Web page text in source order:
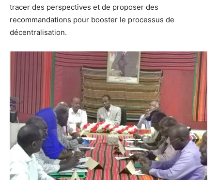
tracer des perspectives et de proposer des
recommandations pour booster le processus de
décentralisation.